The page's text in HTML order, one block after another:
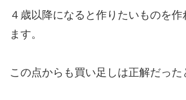
４歳以降になると作りたいものを作
ます。
この点からも買い足しは正解だった